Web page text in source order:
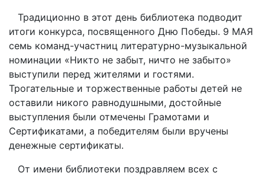
Традиционно в этот день библиотека подводит
итоги конкурса, посвященного Дню Победы. 9 МАЯ
семь команд-участниц литературно-музыкальной
номинации «Никто не забыт, ничто не забыто»
выступили перед жителями и гостями.
Трогательные и торжественные работы детей не
оставили никого равнодушными, достойные
выступления были отмечены Грамотами и
Сертификатами, а победителям были вручены
денежные сертификаты.
От имени библиотеки поздравляем всех с